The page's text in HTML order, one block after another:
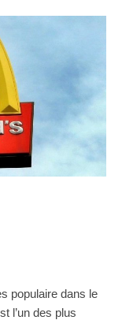
populaire dans le
l’un des plus